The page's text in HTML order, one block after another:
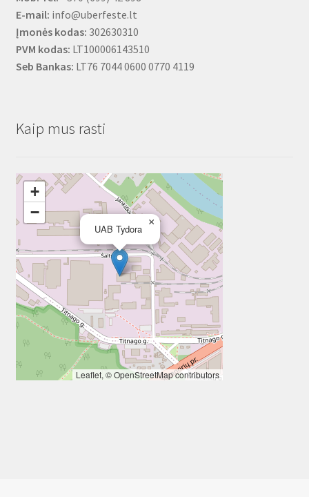
E-mail: info@uberfeste.lt
Įmonės kodas: 302630310
PVM kodas: LT100006143510
Seb Bankas: LT76 7044 0600 0770 4119
Kaip mus rasti
UAB Tydora
×
+
−
Leaflet, ©OpenStreetMapcontributors